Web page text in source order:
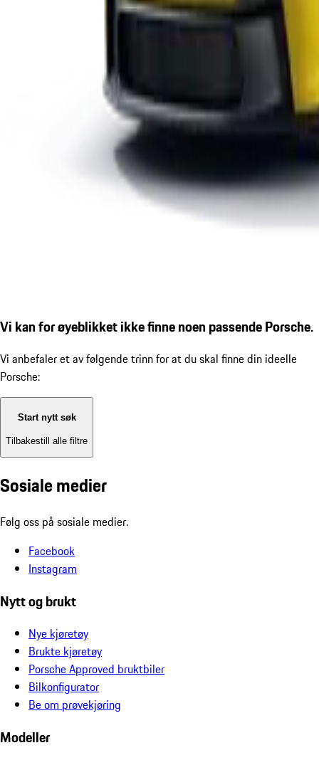
Vi kan for øyeblikket ikke finne noen passende Porsche.
Vi anbefaler et av følgende trinn for at du skal finne din ideelle
Porsche:
Start nytt søk
Tilbakestill alle filtre
Sosiale medier
Følg oss på sosiale medier.
Facebook
Instagram
Nytt og brukt
Nye kjøretøy
Brukte kjøretøy
Porsche Approved bruktbiler
Bilkonfigurator
Be om prøvekjøring
Modeller